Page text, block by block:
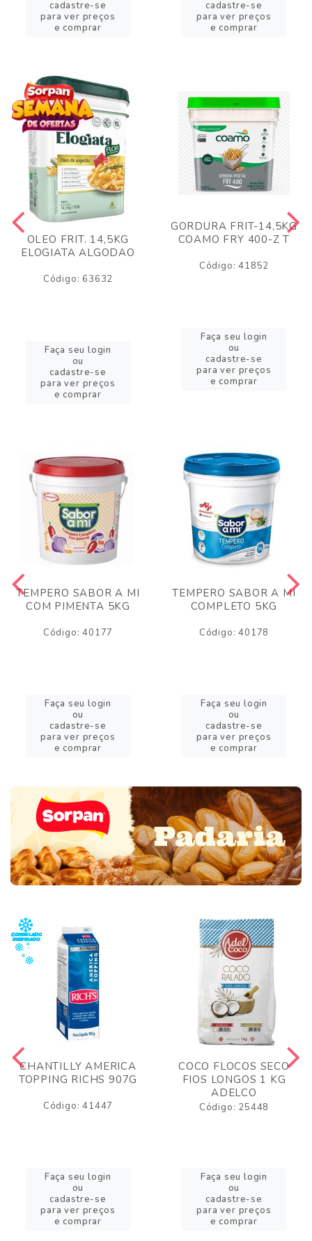
cadastre-se
para ver preços
e comprar
cadastre-se
para ver preços
e comprar
OLEO FRIT. 14,5KG
ELOGIATA ALGODAO
Código: 63632
Faça seu login
ou
cadastre-se
para ver preços
e comprar
GORDURA FRIT-14,5KG
COAMO FRY 400-Z T
Código: 41852
Faça seu login
ou
cadastre-se
para ver preços
e comprar
TEMPERO SABOR A MI
COM PIMENTA 5KG
Código: 40177
Faça seu login
ou
cadastre-se
para ver preços
e comprar
TEMPERO SABOR A MI
COMPLETO 5KG
Código: 40178
Faça seu login
ou
cadastre-se
para ver preços
e comprar
CHANTILLY AMERICA
TOPPING RICHS 907G
Código: 41447
Faça seu login
ou
cadastre-se
para ver preços
e comprar
COCO FLOCOS SECO
FIOS LONGOS 1 KG
ADELCO
Código: 25448
Faça seu login
ou
cadastre-se
para ver preços
e comprar